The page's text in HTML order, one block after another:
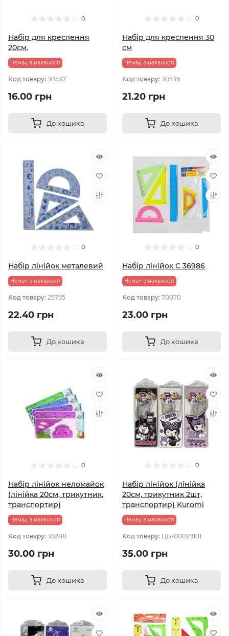
0
Набір для креслення
20см.
Немає в наявності
Код товару: 30537
16.00 грн
До кошика
0
Набір для креслення 30
см
Немає в наявності
Код товару: 30536
21.20 грн
До кошика
0
Набір лінійок металевий
Немає в наявності
Код товару: 25755
22.40 грн
До кошика
0
Набір лінійок С 36986
Немає в наявності
Код товару: 70070
23.00 грн
До кошика
0
Набір лінійок неломайок
(лінійка 20см, трикутник,
транспортир)
Немає в наявності
Код товару: 39288
30.00 грн
До кошика
0
Набір лінійок (лінійка
20см, трикутник 2шт,
транспортир) Kuromi
Немає в наявності
Код товару: ЦБ-00029101
35.00 грн
До кошика